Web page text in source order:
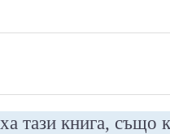
тази книга, също